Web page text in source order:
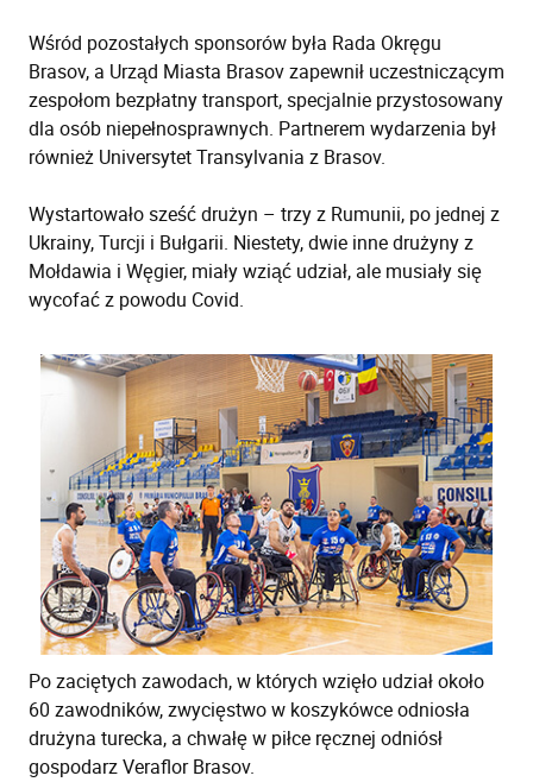
Wśród pozostałych sponsorów była Rada Okręgu
Brasov, a Urząd Miasta Brasov zapewnił uczestniczącym
zespołom bezpłatny transport, specjalnie przystosowany
dla osób niepełnosprawnych. Partnerem wydarzenia był
również Universytet Transylvania z Brasov.
Wystartowało sześć drużyn – trzy z Rumunii, po jednej z
Ukrainy, Turcji i Bułgarii. Niestety, dwie inne drużyny z
Mołdawia i Węgier, miały wziąć udział, ale musiały się
wycofać z powodu Covid.
Po zaciętych zawodach, w których wzięło udział około
60 zawodników, zwycięstwo w koszykówce odniosła
drużyna turecka, a chwałę w piłce ręcznej odniósł
gospodarz Veraflor Brasov.